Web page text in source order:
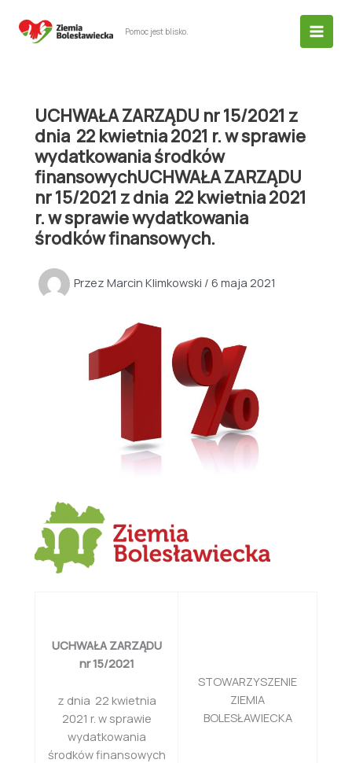
Pomoc jest blisko.
UCHWAŁA ZARZĄDU nr 15/2021 z
dnia 22 kwietnia 2021 r. w sprawie
wydatkowania środków
finansowychUCHWAŁA ZARZĄDU
nr 15/2021 z dnia 22 kwietnia 2021
r. w sprawie wydatkowania
środków finansowych.
Przez Marcin Klimkowski / 6 maja 2021
UCHWAŁA ZARZĄDU
nr 15/2021
z dnia 22 kwietnia
2021 r. w sprawie
wydatkowania
środków finansowych
STOWARZYSZENIE
ZIEMIA
BOLESŁAWIECKA